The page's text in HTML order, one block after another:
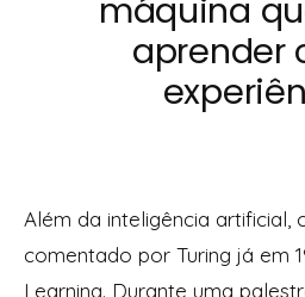
máquina
aprender
Além da inteligência artificial,
comentado por Turing já em
Learning. Durante uma